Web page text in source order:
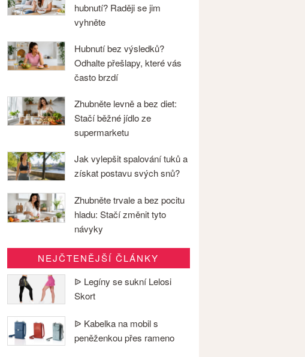
hubnutí? Raději se jim
vyhněte
Hubnutí bez výsledků?
Odhalte přešlapy, které vás
často brzdí
Zhubněte levně a bez diet:
Stačí běžné jídlo ze
supermarketu
Jak vylepšit spalování tuků a
získat postavu svých snů?
Zhubněte trvale a bez pocitu
hladu: Stačí změnit tyto
návyky
NEJČTENĚJŠÍ ČLÁNKY
ᐉ Legíny se sukní Lelosi
Skort
ᐉ Kabelka na mobil s
peněženkou přes rameno